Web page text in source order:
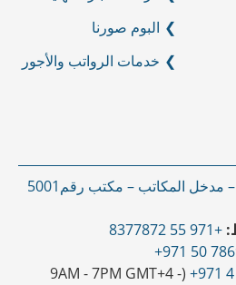
البوم صورنا
خدمات الرواتب والأجور
بناية فندق ايبيس – مدخل المكاتب – مكتب رقم5001
+971 55 8377872
(9AM - 7PM GMT+4 -